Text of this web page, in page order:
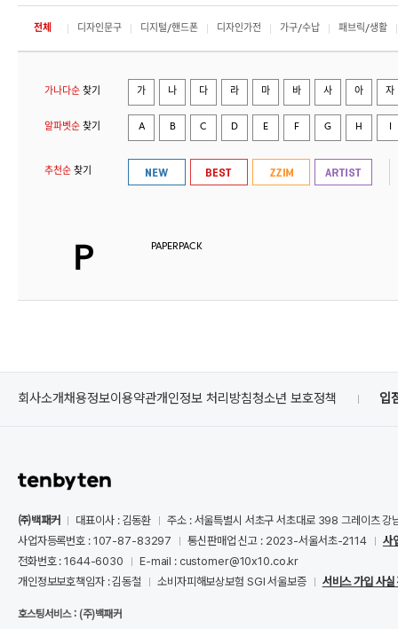
전체 디자인문구 디지털/핸드폰 디자인가전 가구/수납 패브릭/생활
가나다순 찾기 가 나 다 라 마 바 사 아 자
알파벳순 찾기 A B C D E F G H
추천순 찾기
PAPERPACK
회사소개채용정보이용약관개인정보 처리방침청소년 보호정책 입
㈜백패커 대표이사 : 김동환
주소 : 서울특별시 서초구 서초대로 398 그레이츠 강
사업자등록번호 : 107-87-83297
통신판매업 신고 : 2023-서울서초-2114
사
전화번호 : 1644-6030
E-mail : customer@10x10.co.kr
개인정보보호책임자 : 김동철
소비자피해보상보험 SGI 서울보증 서비스 가입 사실
호스팅서비스 : (주)백패커